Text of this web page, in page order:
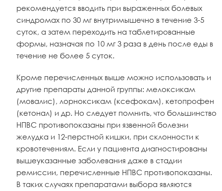
рекомендуется вводить при выраженных болевых
синдромах по 30 мг внутримышечно в течение 3-5
суток, а затем переходить на таблетированные
формы, назначая по 10 мг 3 раза в день после еды в
течение не более 5 суток.
Кроме перечисленных выше можно использовать и
другие препараты данной группы: мелоксикам
(мовалис), лорноксикам (ксефокам), кетопрофен
(кетонал) и др. Но следует помнить, что большинство
НПВС противопоказаны при язвенной болезни
желудка и 12-перстной кишки, при склонности к
кровотечениям. Если у пациента диагностированы
вышеуказанные заболевания даже в стадии
ремиссии, перечисленные НПВС противопоказаны.
В таких случаях препаратами выбора являются